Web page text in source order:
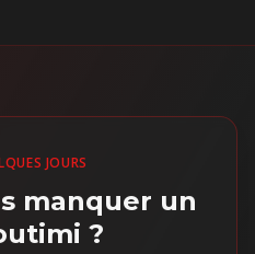
JOURS
manquer un
?